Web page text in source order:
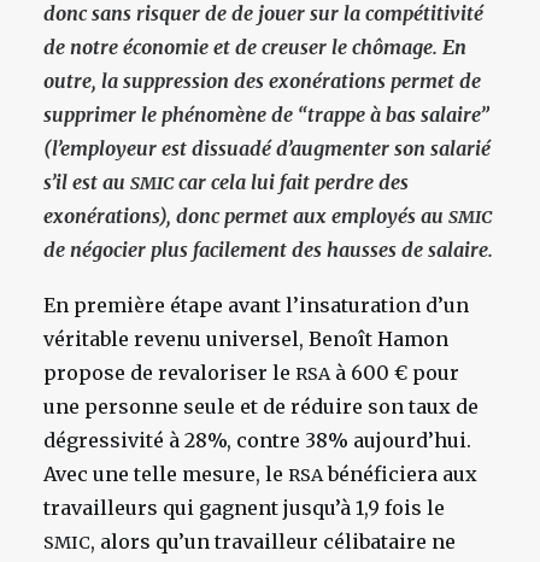
donc sans risquer de de jouer sur la compétitivité
de notre économie et de creuser le chômage. En
outre, la suppression des exonérations permet de
supprimer le phénomène de “trappe à bas salaire”
(l’employeur est dissuadé d’augmenter son salarié
s’il est au SMICcar cela lui fait perdre des
exonérations), donc permet aux employés au SMIC
de négocier plus facilement des hausses de salaire.
En première étape avant l’insaturation d’un
véritable revenu universel, Benoît Hamon
propose de revaloriser le RSAà 600 € pour
une personne seule et de réduire son taux de
dégressivité à 28%, contre 38% aujourd’hui.
Avec une telle mesure, le RSAbénéficiera aux
travailleurs qui gagnent jusqu’à 1,9 fois le
SMIC, alors qu’un travailleur célibataire ne